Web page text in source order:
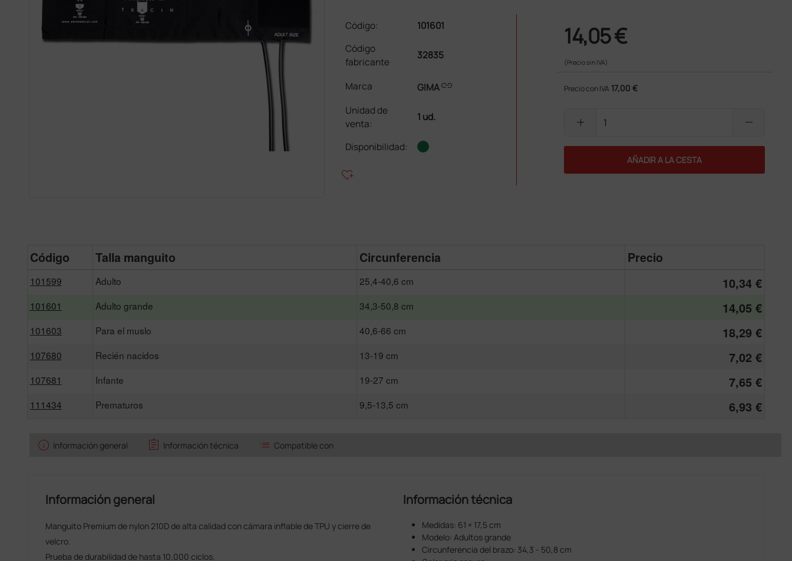
Código:
101601
Código
fabricante
32835
Marca GIMAlink
Unidad de
venta:
1 ud.
Disponibilidad:
heart_plus
14,05 €
(Precio sin IVA)
Precio con IVA 17,00 €
add remove
AÑADIR A LA CESTA
Código Talla manguito Circunferencia Precio
101599 Adulto 25,4-40,6 cm 10,34 €
101601 Adulto grande 34,3-50,8 cm 14,05 €
101603 Para el muslo 40,6-66 cm 18,29 €
107680 Recién nacidos 13-19 cm 7,02 €
107681 Infante 19-27 cm 7,65 €
111434 Prematuros 9,5-13,5 cm 6,93 €
info Información general assignment Información técnica list Compatible con
Información general
Manguito Premium de nylon 210D de alta calidad con cámara inflable de TPU y cierre de
velcro.
Prueba de durabilidad de hasta 10.000 ciclos.
Información técnica
Medidas: 61 × 17,5 cm
Modelo: Adultos grande
Circunferencia del brazo: 34,3 - 50,8 cm